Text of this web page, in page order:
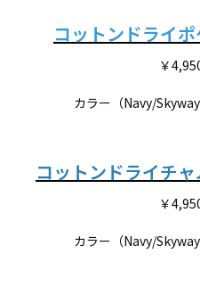
コットンドライ
￥
カラー（Navy/
コットンドライチ
￥
カラー（Navy/